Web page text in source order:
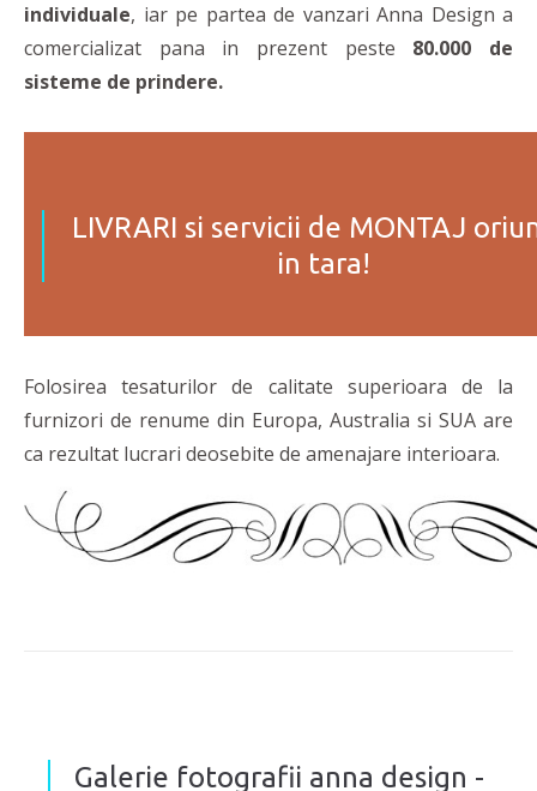
individuale, iar pe partea de vanzari Anna Design a
comercializat pana in prezent peste 80.000 de
sisteme de prindere.
LIVRARI si servicii de MONTAJ
in tara!
Folosirea tesaturilor de calitate superioara de la
furnizori de renume din Europa, Australia si SUA are
ca rezultat lucrari deosebite de amenajare interioara.
Galerie fotografii anna design -